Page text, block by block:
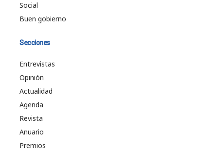
Social
Buen gobierno
Secciones
Entrevistas
Opinión
Actualidad
Agenda
Revista
Anuario
Premios